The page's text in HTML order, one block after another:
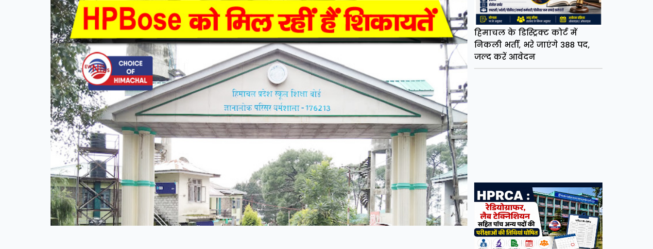
हिमाचल के डिस्ट्रिक्ट कोर्ट में
निकली भर्ती, भरे जाएंगे 388 पद,
जल्द करें आवेदन